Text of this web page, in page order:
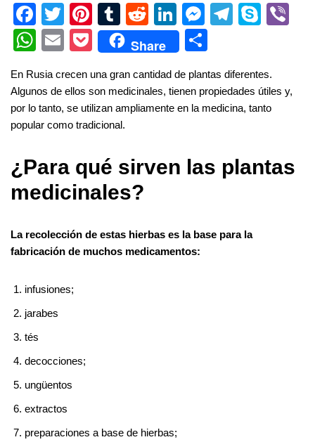
F
a
c
e
b
o
k
T
wi
tt
er
Pi
nt
er
e
st
T
u
m
bl
r
R
e
d
di
t
Li
n
k
e
dI
M
e
ss
e
n
T
gr
a
S
e
W
at
s
A
p
E
ail
P
ck
et
Share
ar
e
En Rusia crecen una gran cantidad de plantas diferentes.
Algunos de ellos son medicinales, tienen propiedades útiles y,
por lo tanto, se utilizan ampliamente en la medicina, tanto
popular como tradicional.
¿Para qué sirven las plantas
medicinales?
La recolección de estas hierbas es la base para la
fabricación de muchos medicamentos:
infusiones;
jarabes
tés
decocciones;
ungüentos
extractos
preparaciones a base de hierbas;